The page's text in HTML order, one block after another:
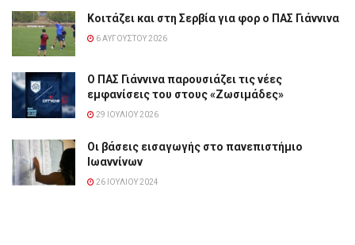
Κοιτάζει και στη Σερβία για φορ ο ΠΑΣ Γιάννινα
6 ΑΥΓΟΎΣΤΟΥ 2026
Ο ΠΑΣ Γιάννινα παρουσιάζει τις νέες
εμφανίσεις του στους «Ζωσιμάδες»
29 ΙΟΥΛΊΟΥ 2026
Οι βάσεις εισαγωγής στο πανεπιστήμιο
Ιωαννίνων
26 ΙΟΥΛΊΟΥ 2024